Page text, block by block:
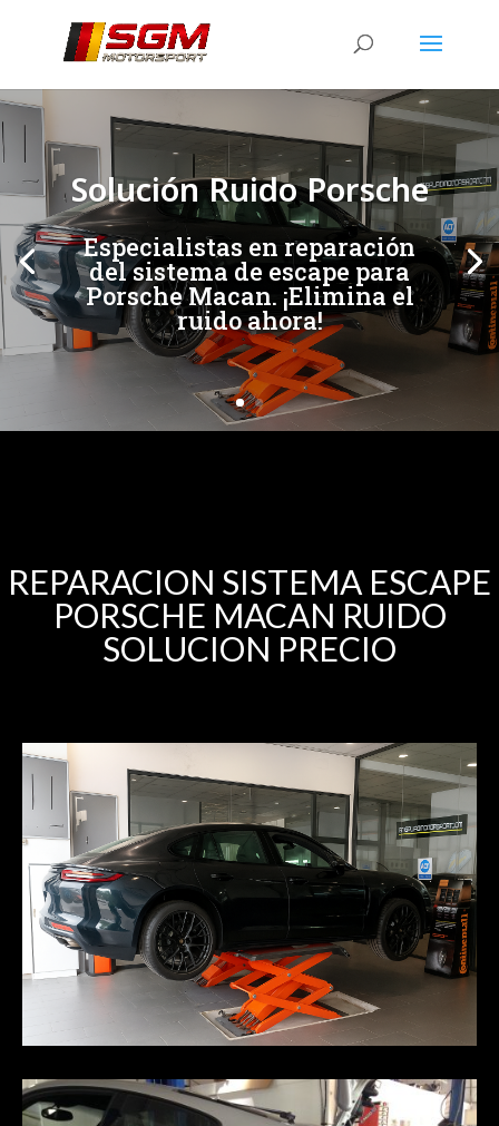
Solución Ruido Porsche
Especialistas en reparación
del sistema de escape para
Porsche Macan. ¡Elimina el
ruido ahora!
[/et_pb_slide]
REPARACION SISTEMA ESCAPE
PORSCHE MACAN RUIDO
SOLUCION PRECIO